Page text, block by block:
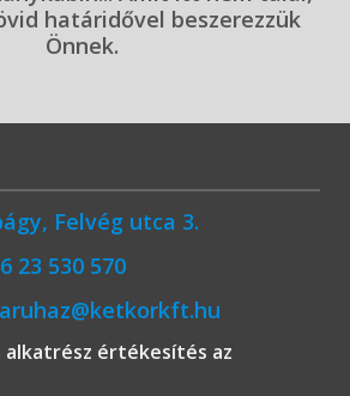
határidővel beszerezzük
Önnek.
Felvég utca 3.
23 530 570
alkatrész értékesítés az